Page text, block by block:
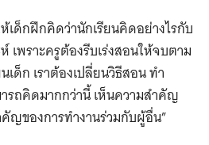
ห้เด็กฝึกคิดว่านักเรียนคิดอย่างไรกับ
เพราะครูต้องรีบเร่งสอนให้จบตาม
เด็ก เราต้องเปลี่ยนวิธีสอน ทำ
ารถคิดมากกว่านี้ เห็นความสำคัญ
ญของการทำงานร่วมกับผู้อื่น”